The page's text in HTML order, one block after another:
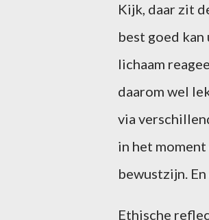
Kijk, daar zit
best goed
lichaam
daarom wel
via
in het
bewustzijn.
Ethische